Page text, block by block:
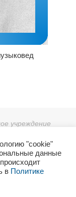
учреждение
3-08-55.
Администрации
"cookie"
данные
в Политике